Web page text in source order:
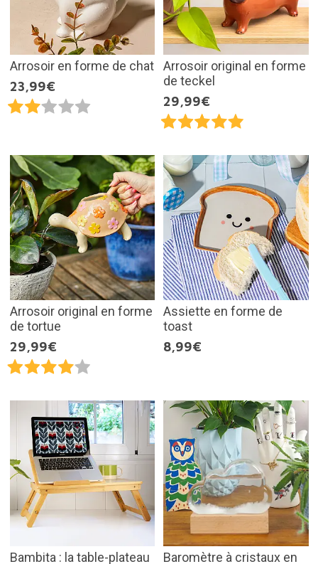
Arrosoir en forme de chat
23,99€
Arrosoir original en forme
de teckel
29,99€
Arrosoir original en forme
de tortue
29,99€
Assiette en forme de
toast
8,99€
Bambita : la table-plateau
Baromètre à cristaux en